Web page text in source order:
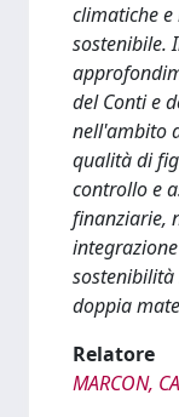
climatiche
sostenibile.
del Conti e
nell'ambito
qualità di
controllo e
finanziarie,
doppia
Relatore
MARCON,